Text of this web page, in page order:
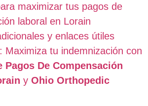
maximizar tus pagos de
laboral en Lorain
y enlaces útiles
Maximiza tu indemnización con
Pagos De Compensación
y Ohio Orthopedic